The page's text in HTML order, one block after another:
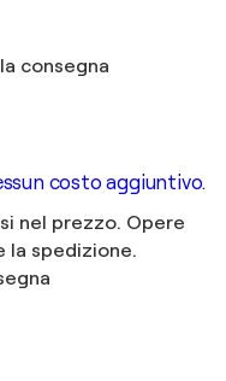
consegna
costo aggiuntivo.
nel prezzo. Opere
la spedizione.